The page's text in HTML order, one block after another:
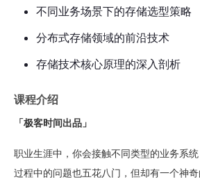
不同业务场景下的存储选型策略
分布式存储领域的前沿技术
存储技术核心原理的深入剖析
课程介绍
「极客时间出品」
职业生涯中，你会接触不同类型的业务系
过程中的问题也五花八门，但却有一个神奇